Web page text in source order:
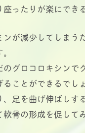
ったりが楽にでき
が減少してしま
のグロコロキシン
ことができるでし
足を曲げ伸ばしす
骨の形成を促して